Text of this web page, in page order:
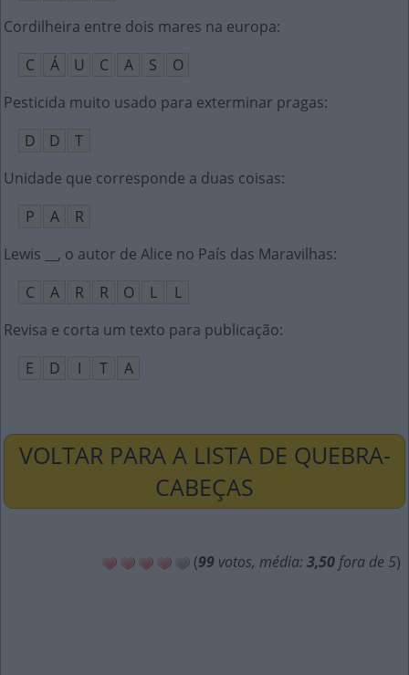
Cordilheira entre dois mares na europa:
C
Á U C A S
O
Pesticida muito usado para exterminar pragas:
D
D
T
Unidade que corresponde a duas coisas:
P
A
R
Lewis __, o autor de Alice no País das Maravilhas:
C
A R R O L
L
Revisa e corta um texto para publicação:
E
D I T A
VOLTAR PARA A LISTA DE QUEBRA-
CABEÇAS
(99 votos, média: 3,50 fora de 5)